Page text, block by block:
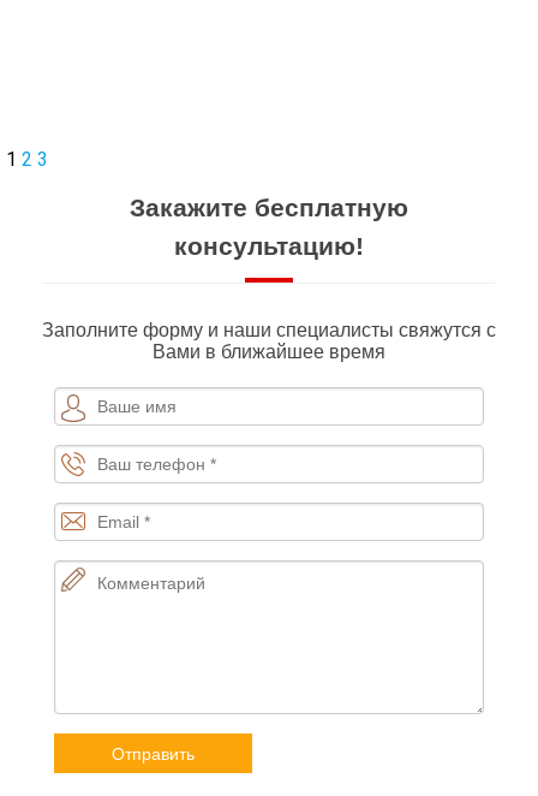
1 2 3
Закажите бесплатную
консультацию!
Заполните форму и наши специалисты свяжутся с
Вами в ближайшее время